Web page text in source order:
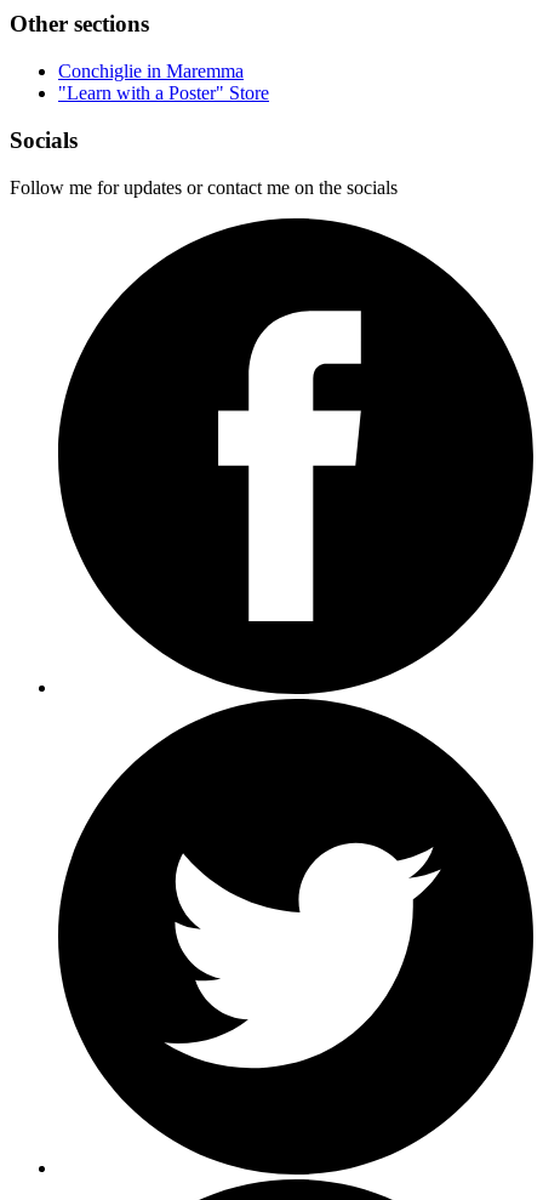
Other sections
Conchiglie in Maremma
"Learn with a Poster" Store
Socials
Follow me for updates or contact me on the socials